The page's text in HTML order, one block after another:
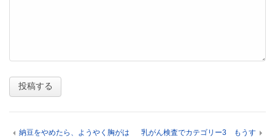
納豆をやめたら、ようやく胸がは
乳がん検査でカテゴリー3 もうす